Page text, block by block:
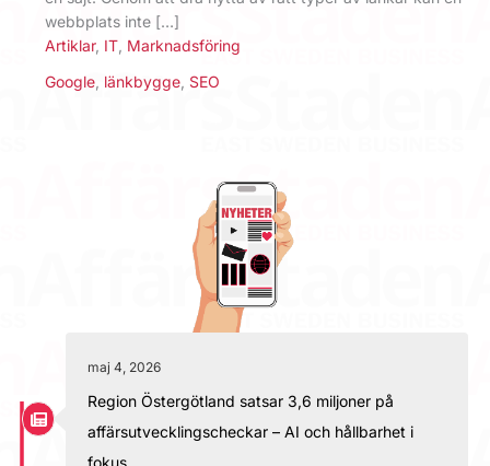
webbplats inte […]
Artiklar, IT Marknadsföring
Google länkbygge SEO
maj 4, 2026
Region Östergötland satsar 3,6 miljoner på
affärsutvecklingscheckar – AI och hållbarhet i
fokus